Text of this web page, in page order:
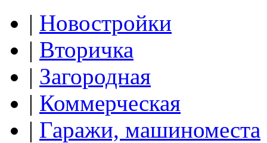
| Новостройки
| Вторичка
| Загородная
| Коммерческая
| Гаражи, машиноместа